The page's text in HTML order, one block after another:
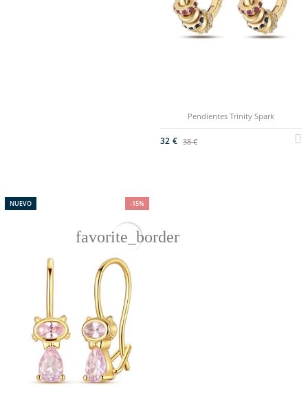
Pendientes Trinity Spark
32 € 38 €
-15%
NUEVO
favorite_border